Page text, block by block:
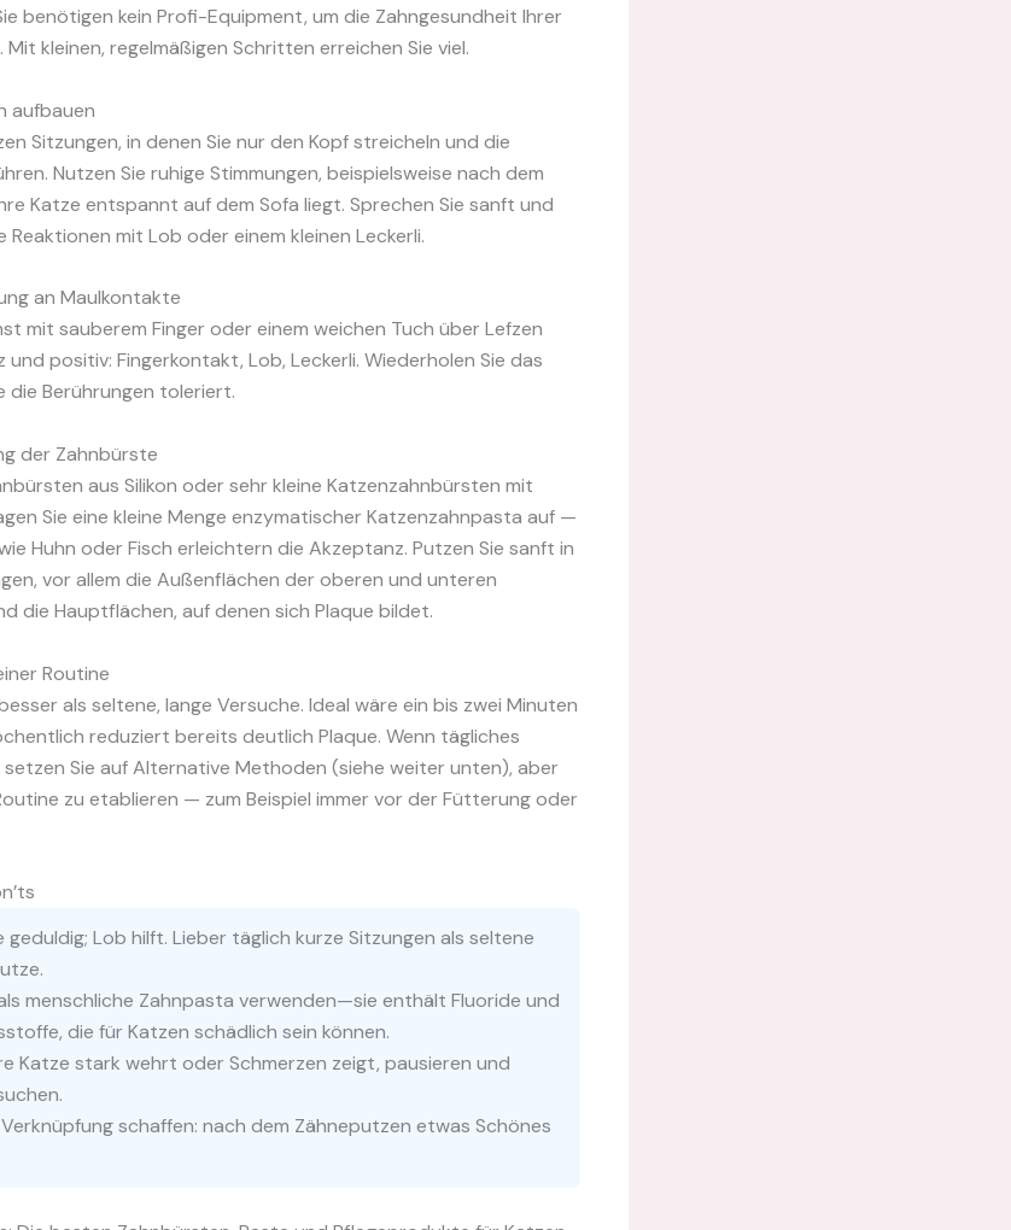
benötigen kein Profi-Equipment, um die Zahngesundheit Ihrer
kleinen, regelmäßigen Schritten erreichen Sie viel.
aufbauen
Sitzungen, in denen Sie nur den Kopf streicheln und die
Nutzen Sie ruhige Stimmungen, beispielsweise nach dem
Katze entspannt auf dem Sofa liegt. Sprechen Sie sanft und
Reaktionen mit Lob oder einem kleinen Leckerli.
an Maulkontakte
mit sauberem Finger oder einem weichen Tuch über Lefzen
und positiv: Fingerkontakt, Lob, Leckerli. Wiederholen Sie das
die Berührungen toleriert.
der Zahnbürste
aus Silikon oder sehr kleine Katzenzahnbürsten mit
Sie eine kleine Menge enzymatischer Katzenzahnpasta auf —
Huhn oder Fisch erleichtern die Akzeptanz. Putzen Sie sanft in
vor allem die Außenflächen der oberen und unteren
die Hauptflächen, auf denen sich Plaque bildet.
Routine
als seltene, lange Versuche. Ideal wäre ein bis zwei Minuten
reduziert bereits deutlich Plaque. Wenn tägliches
Sie auf Alternative Methoden (siehe weiter unten), aber
zu etablieren — zum Beispiel immer vor der Fütterung oder
geduldig; Lob hilft. Lieber täglich kurze Sitzungen als seltene
menschliche Zahnpasta verwenden—sie enthält Fluoride und
die für Katzen schädlich sein können.
Katze stark wehrt oder Schmerzen zeigt, pausieren und
schaffen: nach dem Zähneputzen etwas Schönes